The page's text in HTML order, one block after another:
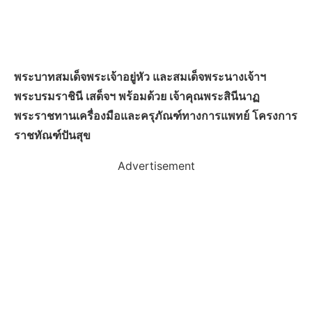
พระบาทสมเด็จพระเจ้าอยู่หัว และสมเด็จพระนางเจ้าฯ
พระบรมราชินี เสด็จฯ พร้อมด้วย เจ้าคุณพระสินีนาฏ
พระราชทานเครื่องมือและครุภัณฑ์ทางการแพทย์ โครงการ
ราชทัณฑ์ปันสุข
Advertisement